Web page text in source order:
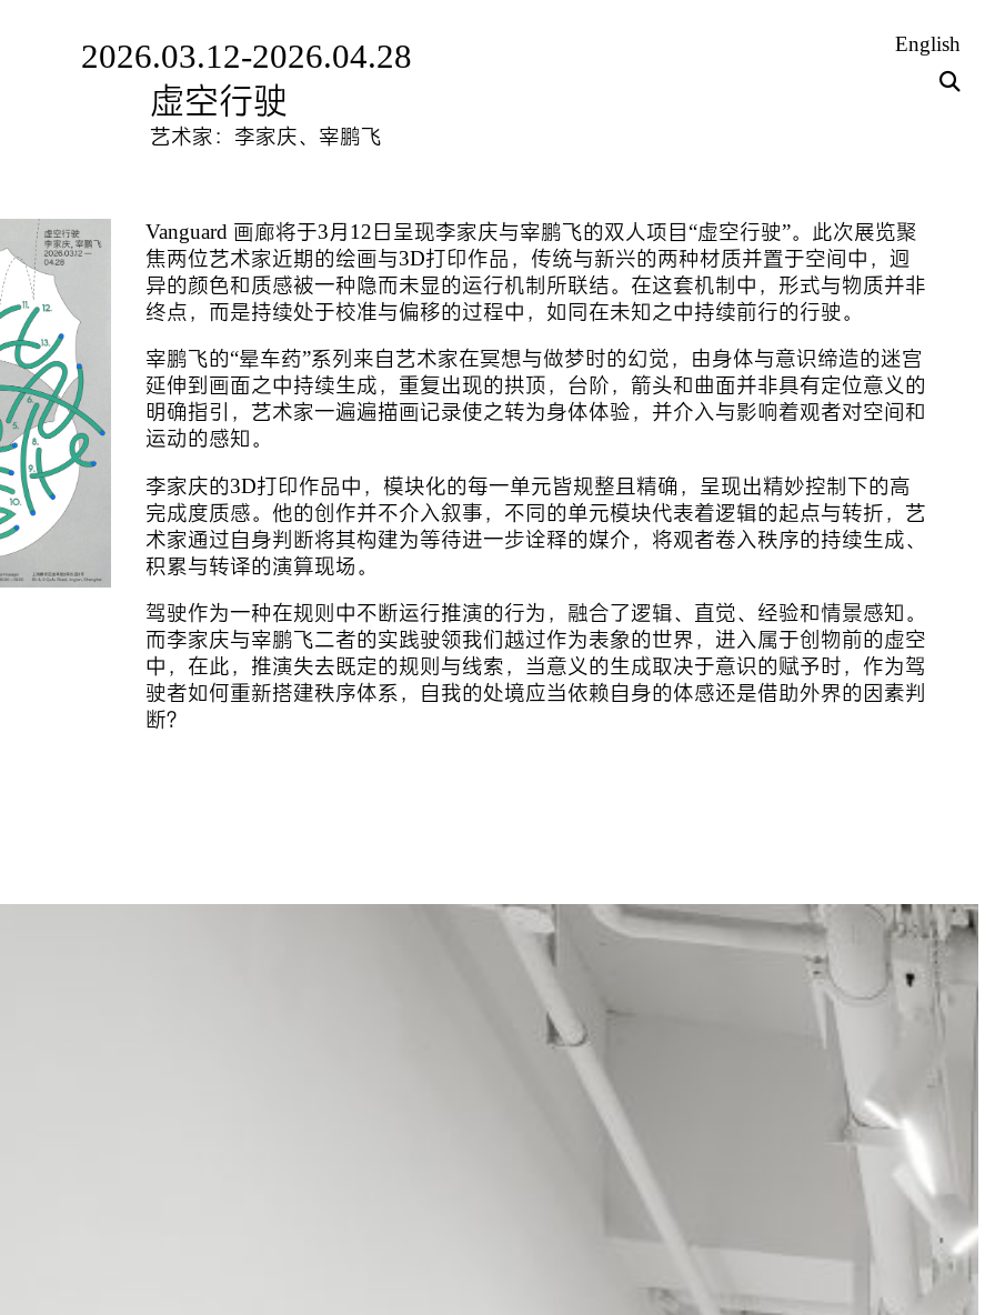
English
2026.03.12-2026.04.28
虚空行驶
艺术家：李家庆、宰鹏飞
Vanguard 画廊将于3月12日呈现李家庆与宰鹏飞的双人项目“虚空行驶”。此次展览聚
焦两位艺术家近期的绘画与3D打印作品，传统与新兴的两种材质并置于空间中，迥
异的颜色和质感被一种隐而未显的运行机制所联结。在这套机制中，形式与物质并非
终点，而是持续处于校准与偏移的过程中，如同在未知之中持续前行的行驶。
宰鹏飞的“晕车药”系列来自艺术家在冥想与做梦时的幻觉，由身体与意识缔造的迷宫
延伸到画面之中持续生成，重复出现的拱顶，台阶，箭头和曲面并非具有定位意义的
明确指引，艺术家一遍遍描画记录使之转为身体体验，并介入与影响着观者对空间和
运动的感知。
李家庆的3D打印作品中，模块化的每一单元皆规整且精确，呈现出精妙控制下的高
完成度质感。他的创作并不介入叙事，不同的单元模块代表着逻辑的起点与转折，艺
术家通过自身判断将其构建为等待进一步诠释的媒介，将观者卷入秩序的持续生成、
积累与转译的演算现场。
驾驶作为一种在规则中不断运行推演的行为，融合了逻辑、直觉、经验和情景感知。
而李家庆与宰鹏飞二者的实践驶领我们越过作为表象的世界，进入属于创物前的虚空
中，在此，推演失去既定的规则与线索，当意义的生成取决于意识的赋予时，作为驾
驶者如何重新搭建秩序体系，自我的处境应当依赖自身的体感还是借助外界的因素判
断？